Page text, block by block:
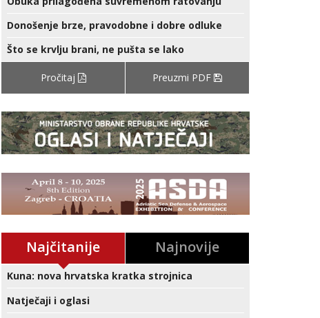
Donošenje brze, pravodobne i dobre odluke
Što se krvlju brani, ne pušta se lako
Pročitaj Preuzmi PDF
Najčitanije Najnovije
Kuna: nova hrvatska kratka strojnica
Natječaji i oglasi